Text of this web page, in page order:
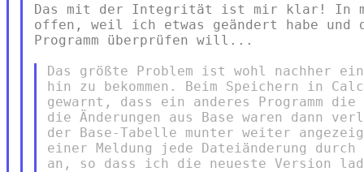
Das mit der Integrität ist mir klar! In
offen, weil ich etwas geändert habe und
Programm überprüfen will...
Das größte Problem ist wohl nachher
hin zu bekommen. Beim Speichern in
gewarnt, dass ein anderes Programm
die Änderungen aus Base waren dann
der Base-Tabelle munter weiter
einer Meldung jede Dateiänderung durch
an, so dass ich die neueste Version